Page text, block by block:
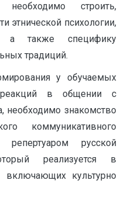
строить,
этнической психологии,
а также специфику
традиций.
у обучаемых
реакций в общении с
необходимо знакомство
коммуникативного
русской
реализуется в
включающих культурно